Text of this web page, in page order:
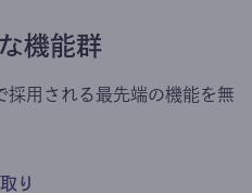
機能群
採用される最先端の機能を無
り